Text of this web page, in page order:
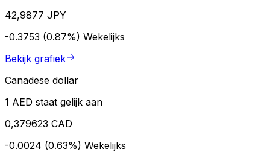
42,9877 JPY
-0.3753 (0.87%) Wekelijks
Bekijk grafiek
Canadese dollar
1 AED staat gelijk aan
0,379623 CAD
-0.0024 (0.63%) Wekelijks